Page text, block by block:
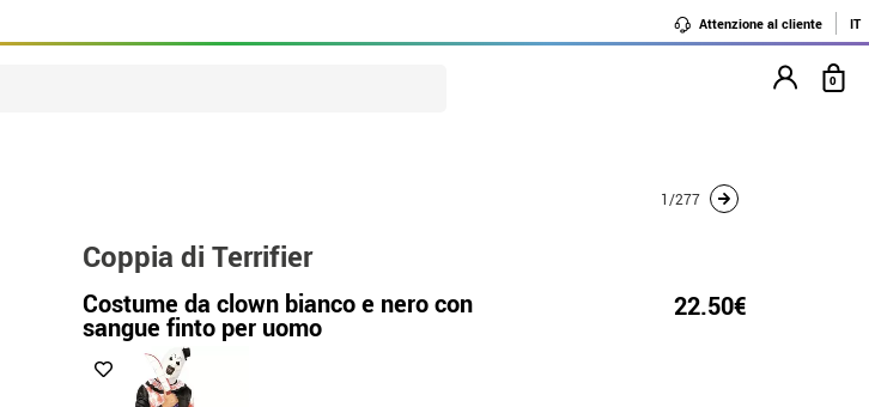
Attenzione al cliente IT
0
1/277
Coppia di Terrifier
Costume da clown bianco e nero con
sangue finto per uomo
22.50€